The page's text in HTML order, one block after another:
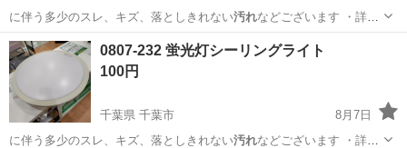
に伴う多少のスレ、キズ、落としきれない汚れなどございます ・詳細
は現地でご確認…
和歌山 和歌山市 子供用品
0807-232 蛍光灯シーリングライト
100円
千葉県 千葉市
8月7日
に伴う多少のスレ、キズ、落としきれない汚れなどございます ・詳細